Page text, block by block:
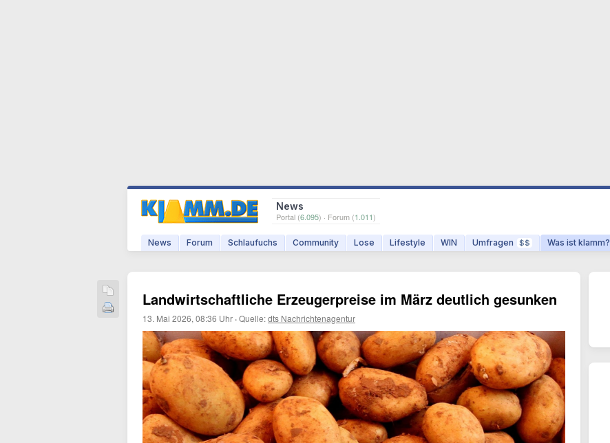
News
Portal (6.095) · Forum (1.011)
News Forum Schlaufuchs Community Lose Lifestyle WIN Umfragen $$ Was ist klamm?
Landwirtschaftliche Erzeugerpreise im März deutlich gesunken
13. Mai 2026, 08:36 Uhr ·Quelle:dts Nachrichtenagentur